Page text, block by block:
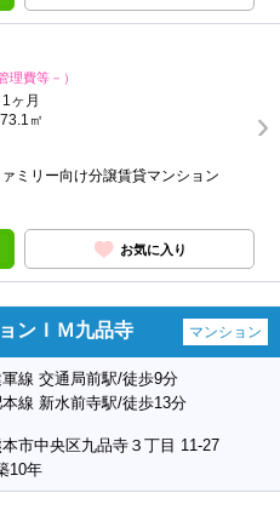
理費等－）
ヶ月
㎡
ミリー向け分譲賃貸マンション
お気に入り
ンＩＭ九品寺 マンション
線 交通局前駅/徒歩9分
本線 新水前寺駅/徒歩13分
市中央区九品寺３丁目 11-27
10年